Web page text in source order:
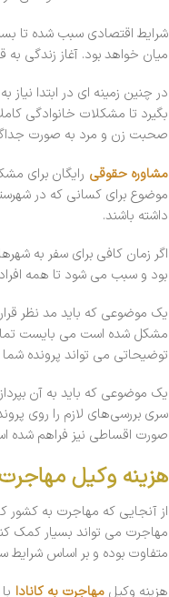
شرایط اقتصادی سبب شده تا
میان خواهد بود. آغاز زندگی
در چنین زمینه ای در ابتدا
بگیرد تا مشکلات خانوادگی
صحبت زن و مرد به صورت
مشاوره حقوقی رایگان برای
موضوع برای کسانی که در
داشته باشند.
اگر زمان کافی برای سفر به
بود و سبب می شود تا همه افراد
یک موضوعی که باید مد نظر
مشکل شده است می بایست تمامی
توضیحاتی می تواند پرونده
یک موضوعی که باید به آن
سری بررسی‌های لازم را روی
صورت اقساطی نیز فراهم شده
هزینه وکیل
از آنجایی که مهاجرت به کشور
مهاجرت می تواند بسیار کمک
متفاوت بوده و بر اساس شرایط
هزینه وکیلمهاجرت به کانادا